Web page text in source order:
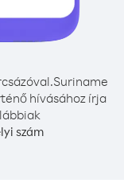
Suriname
hívásához írja
szám